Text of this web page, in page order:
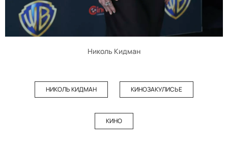
Николь Кидман
НИКОЛЬ КИДМАН КИНОЗАКУЛИСЬЕ
КИНО